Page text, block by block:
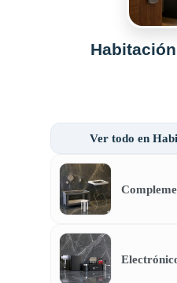
Ver todo en